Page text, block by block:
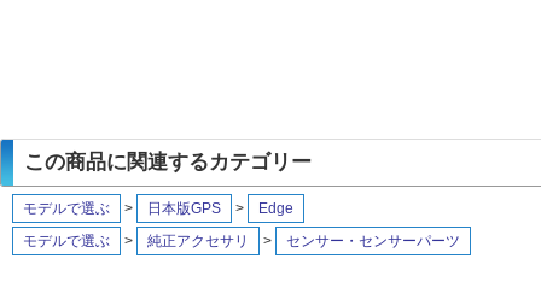
この商品に関連するカテゴリー
モデルで選ぶ > 日本版GPS >
Edge
モデルで選ぶ
> 純正アクセサリ > センサー・センサーパーツ